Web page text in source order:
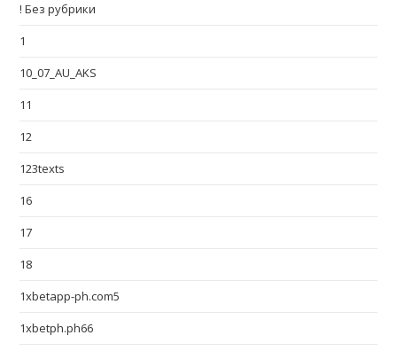
! Без рубрики
1
10_07_AU_AKS
11
12
123texts
16
17
18
1xbetapp-ph.com5
1xbetph.ph66